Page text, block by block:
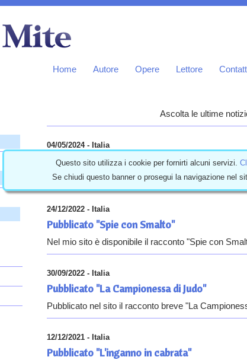
Home Autore Opere Lettore
Ascolta le ultime
04/05/2024 - Italia
Pubblicato "Giù in picchiata"
Il quinto racconto della serie V-Zero è ora
24/12/2022 - Italia
Pubblicato "Spie con Smalto"
Nel mio sito è disponibile il racconto "Spie con
30/09/2022 - Italia
Pubblicato "La Campionessa di Judo"
Pubblicato nel sito il racconto breve "La
12/12/2021 - Italia
Pubblicato "L'inganno in cabrata"
Questo sito utilizza i cookie per fornirti alcuni servizi.
Se chiudi questo banner o prosegui la navigazione nel